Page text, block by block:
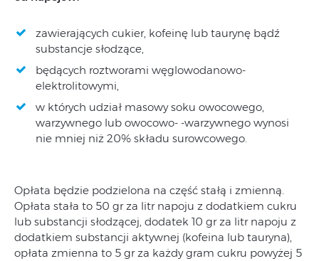
zawierających cukier, kofeinę lub taurynę bądź
substancje słodzące,
będących roztworami węglowodanowo-
elektrolitowymi,
w których udział masowy soku owocowego,
warzywnego lub owocowo- -warzywnego wynosi
nie mniej niż 20% składu surowcowego.
Opłata będzie podzielona na część stałą i zmienną.
Opłata stała to 50 gr za litr napoju z dodatkiem cukru
lub substancji słodzącej, dodatek 10 gr za litr napoju z
dodatkiem substancji aktywnej (kofeina lub tauryna),
opłata zmienna to 5 gr za każdy gram cukru powyżej 5